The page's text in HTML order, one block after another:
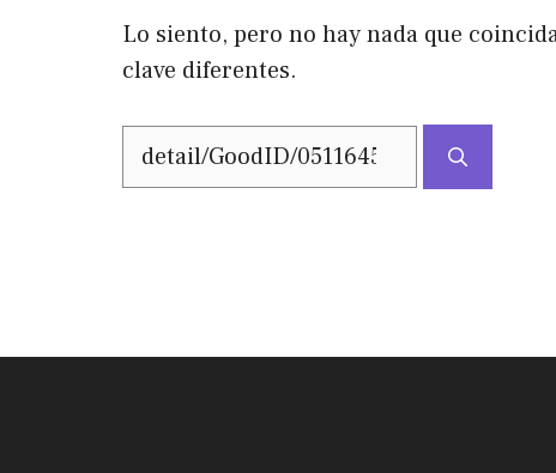
Lo siento, pero no hay nada que
clave diferentes.
Buscar: